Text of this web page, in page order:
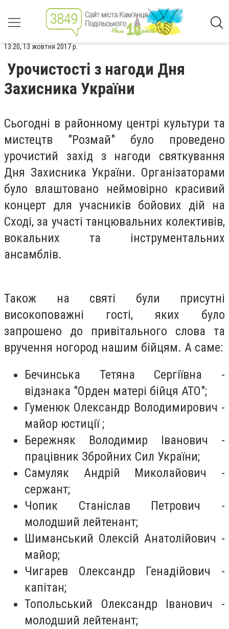
13:20, 13 жовтня 2017 р.
Урочистості з нагоди Дня
Захисника України
Сьогодні в районному центрі культури та
мистецтв "Розмай" було проведено
урочистий захід з нагоди святкування
Дня Захисника України. Організаторами
було влаштовано неймовірно красивий
концерт для учасників бойових дій на
Сході, за участі танцювальних колективів,
вокальних та інструментальних
ансамблів.
Також на святі були присутні
високоповажні гості, яких було
запрошено до привітального слова та
вручення ногород нашим бійцям. А саме:
Бечинська Тетяна Сергіївна -
відзнака "Орден матері бійця АТО";
Гуменюк Олександр Володимирович -
майор юстиції ;
Бережняк Володимир Іванович -
працівник Збройних Сил України;
Самуляк Андрій Миколайович -
сержант;
Чопик Станіслав Петрович -
молодший лейтенант;
Шиманський Олексій Анатолійович -
майор;
Чигарев Олександр Генадійович -
капітан;
Топольський Олександр Іванович -
молодший лейтенант;